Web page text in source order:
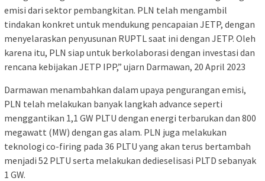
emisi dari sektor pembangkitan. PLN telah mengambil
tindakan konkret untuk mendukung pencapaian JETP, dengan
menyelaraskan penyusunan RUPTL saat ini dengan JETP. Oleh
karena itu, PLN siap untuk berkolaborasi dengan investasi dan
rencana kebijakan JETP IPP,” ujarn Darmawan, 20 April 2023
Darmawan menambahkan dalam upaya pengurangan emisi,
PLN telah melakukan banyak langkah advance seperti
menggantikan 1,1 GW PLTU dengan energi terbarukan dan 800
megawatt (MW) dengan gas alam. PLN juga melakukan
teknologi co-firing pada 36 PLTU yang akan terus bertambah
menjadi 52 PLTU serta melakukan dedieselisasi PLTD sebanyak
1 GW.